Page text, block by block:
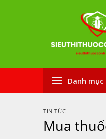
Danh mục
TIN TỨC
Mua